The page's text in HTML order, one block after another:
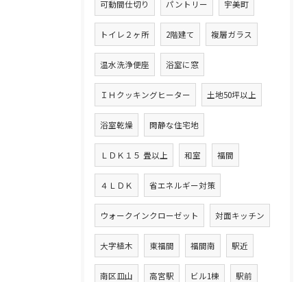
可動間仕切り パントリー 宇美町
トイレ２ヶ所 2階建て 複層ガラス
温水洗浄便座 浴室に窓
ＩＨクッキングヒーター 土地50坪以上
浴室乾燥 閑静な住宅地
ＬＤＫ１５ 畳以上 和室 福間
４ＬＤＫ 省エネルギー対策
ウォークインクローゼット 対面キッチン
大字植木 東福間 福間南 駅近
南区皿山 高宮駅 ビル1棟 駅前